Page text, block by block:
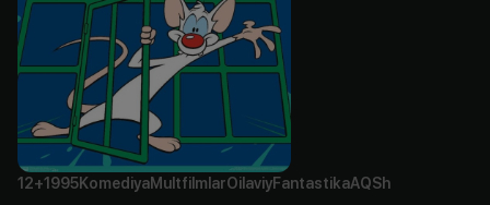
12+1995KomediyaMultfilmlarOilaviyFantastikaAQSh